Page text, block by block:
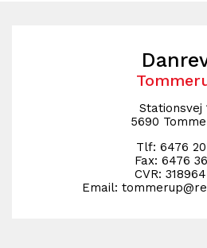
Stationsvej
5690
Tlf: 6476
Fax: 6476
CVR:
Email: